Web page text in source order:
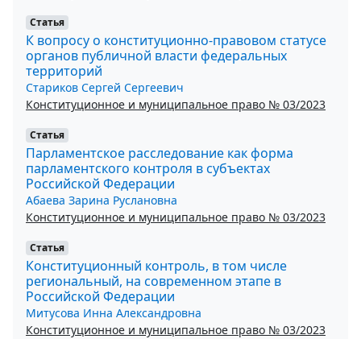
Статья
К вопросу о конституционно-правовом статусе
органов публичной власти федеральных
территорий
Стариков Сергей Сергеевич
Конституционное и муниципальное право № 03/2023
Статья
Парламентское расследование как форма
парламентского контроля в субъектах
Российской Федерации
Абаева Зарина Руслановна
Конституционное и муниципальное право № 03/2023
Статья
Конституционный контроль, в том числе
региональный, на современном этапе в
Российской Федерации
Митусова Инна Александровна
Конституционное и муниципальное право № 03/2023